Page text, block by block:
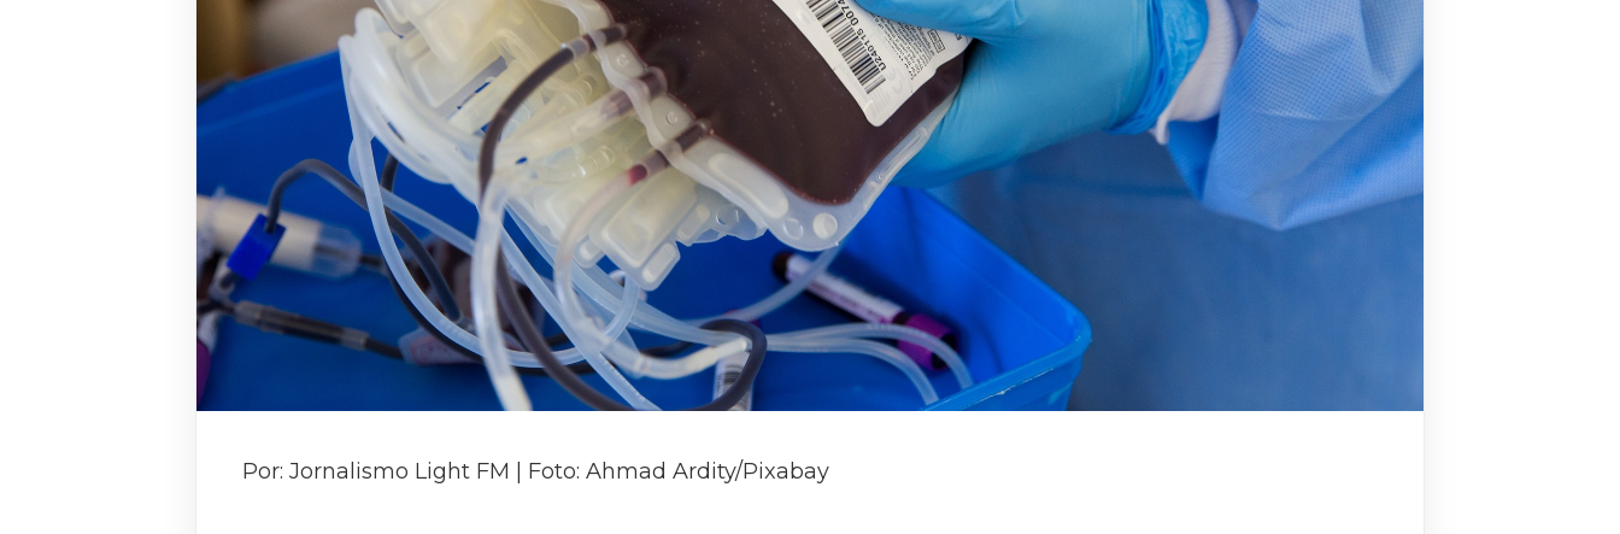
Por: Jornalismo Light FM | Foto: Ahmad Ardity/Pixabay